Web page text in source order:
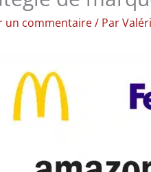
un commentaire/ Par